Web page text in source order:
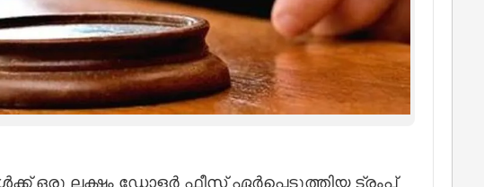
ഒരു ലക്ഷം ഡോളർ ഫീസ് ഏർപ്പെടുത്തിയ ട്രംപ്